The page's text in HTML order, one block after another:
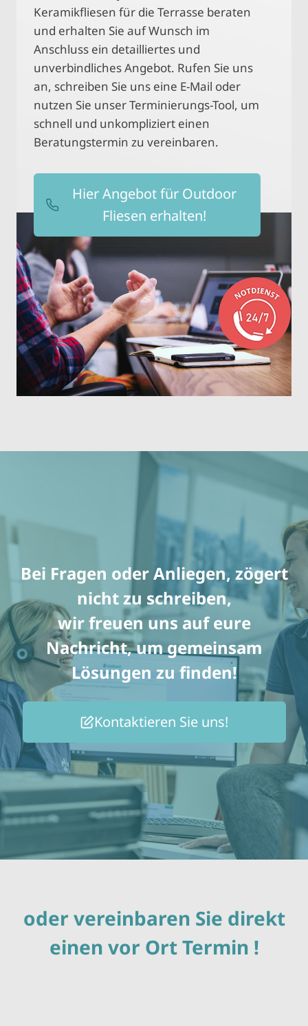
Keramikfliesen für die Terrasse beraten
und erhalten Sie auf Wunsch im
Anschluss ein detailliertes und
unverbindliches Angebot. Rufen Sie uns
an, schreiben Sie uns eine E-Mail oder
nutzen Sie unser Terminierungs-Tool, um
schnell und unkompliziert einen
Beratungstermin zu vereinbaren.
Hier Angebot für Outdoor
Fliesen erhalten!
Bei Fragen oder Anliegen, zögert
nicht zu schreiben,
wir freuen uns auf eure
Nachricht, um gemeinsam
Lösungen zu finden!
Kontaktieren Sie uns!
oder vereinbaren Sie direkt
einen vor Ort Termin !